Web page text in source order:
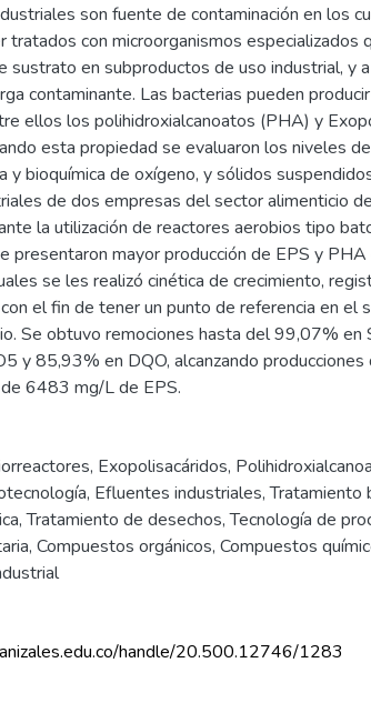
son fuente de contaminación en los
tratados con microorganismos especializados
sustrato en subproductos de uso industrial, y
contaminante. Las bacterias pueden
ellos los polihidroxialcanoatos (PHA) y
esta propiedad se evaluaron los niveles
y bioquímica de oxígeno, y sólidos
de dos empresas del sector alimenticio
la utilización de reactores aerobios tipo
presentaron mayor producción de EPS y
se les realizó cinética de crecimiento,
el fin de tener un punto de referencia en el
Se obtuvo remociones hasta del 99,07% en
y 85,93% en DQO, alcanzando
6483 mg/L de EPS.
, Exopolisacáridos,
, Efluentes industriales,Tratamiento
,Tratamiento de desechos,Tecnología de
, Compuestos orgánicos, Compuestos
handle/20.500.12746/1283